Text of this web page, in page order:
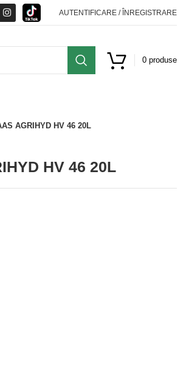
AUTENTIFICARE / ÎNREGISTRARE
0 produse
AGRIHYD HV 46 20L
HV 46 20L